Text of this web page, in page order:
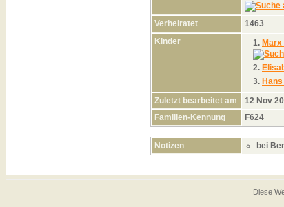
Verheiratet
1463
Kinder
1. Marx
2.
3. Hans
Zuletzt bearbeitet am
12 Nov
Familien-Kennung
F624
Notizen bei
Diese